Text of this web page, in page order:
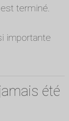
terminé.
importante
été